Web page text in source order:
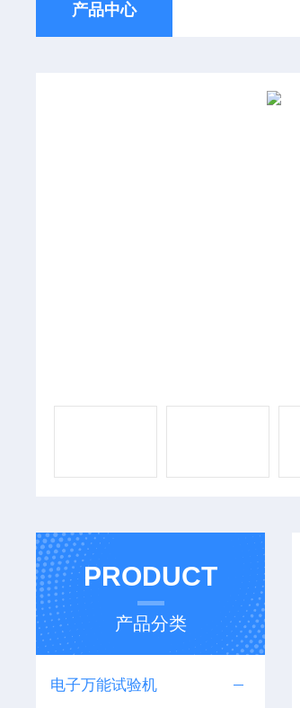
产品中心
PRODUCT
产品分类
电子万能试验机